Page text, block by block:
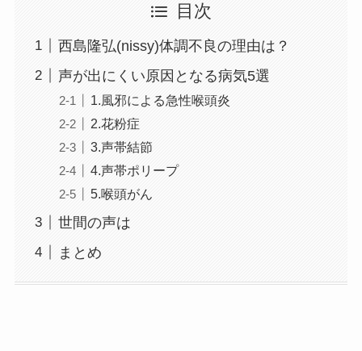
目次
西島隆弘(nissy)体調不良の理由は？
声が出にくい原因となる病気5選
1.風邪による急性喉頭炎
2.花粉症
3.声帯結節
4.声帯ポリープ
5.喉頭がん
世間の声は
まとめ